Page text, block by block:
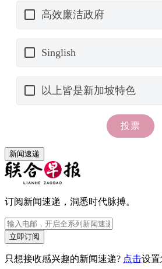
新闻速递
订阅新闻速递，洞悉时代脉搏。
立即订阅
只想接收感兴趣的新闻速递? 点击设置